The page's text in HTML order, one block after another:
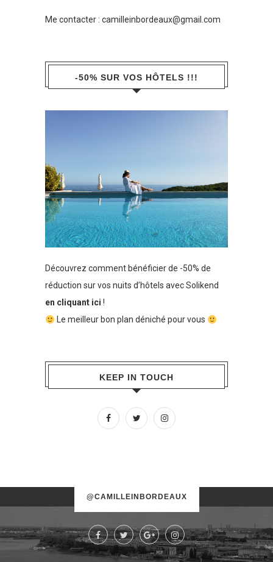
Me contacter : camilleinbordeaux@gmail.com
-50% SUR VOS HÔTELS !!!
Découvrez comment bénéficier de -50% de
réduction sur vos nuits d’hôtels avec Solikend
en cliquant ici !
Le meilleur bon plan déniché pour vous
KEEP IN TOUCH
@CAMILLEINBORDEAUX
Try some other hashtag or username